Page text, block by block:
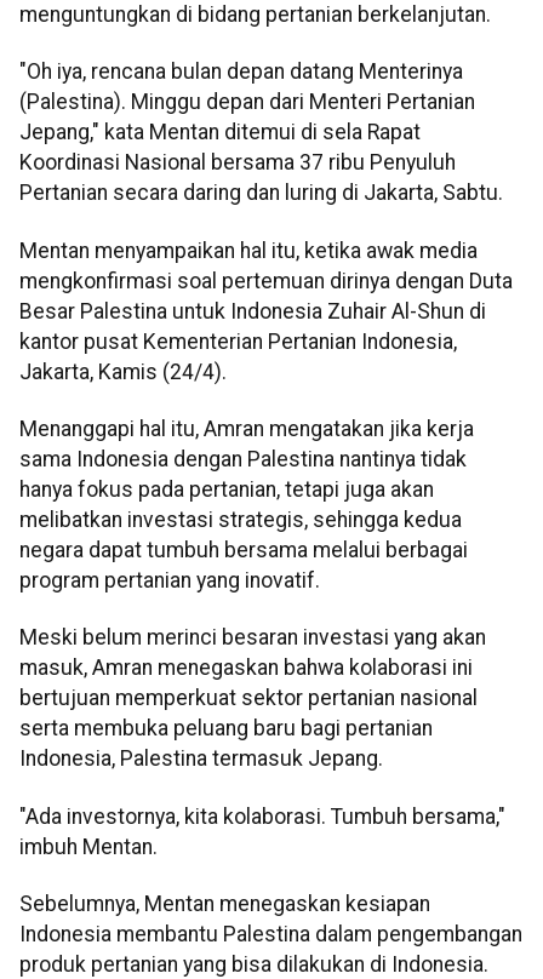
menguntungkan di bidang pertanian berkelanjutan.
"Oh iya, rencana bulan depan datang Menterinya
(Palestina). Minggu depan dari Menteri Pertanian
Jepang," kata Mentan ditemui di sela Rapat
Koordinasi Nasional bersama 37 ribu Penyuluh
Pertanian secara daring dan luring di Jakarta, Sabtu.
Mentan menyampaikan hal itu, ketika awak media
mengkonfirmasi soal pertemuan dirinya dengan Duta
Besar Palestina untuk Indonesia Zuhair Al-Shun di
kantor pusat Kementerian Pertanian Indonesia,
Jakarta, Kamis (24/4).
Menanggapi hal itu, Amran mengatakan jika kerja
sama Indonesia dengan Palestina nantinya tidak
hanya fokus pada pertanian, tetapi juga akan
melibatkan investasi strategis, sehingga kedua
negara dapat tumbuh bersama melalui berbagai
program pertanian yang inovatif.
Meski belum merinci besaran investasi yang akan
masuk, Amran menegaskan bahwa kolaborasi ini
bertujuan memperkuat sektor pertanian nasional
serta membuka peluang baru bagi pertanian
Indonesia, Palestina termasuk Jepang.
"Ada investornya, kita kolaborasi. Tumbuh bersama,"
imbuh Mentan.
Sebelumnya, Mentan menegaskan kesiapan
Indonesia membantu Palestina dalam pengembangan
produk pertanian yang bisa dilakukan di Indonesia.